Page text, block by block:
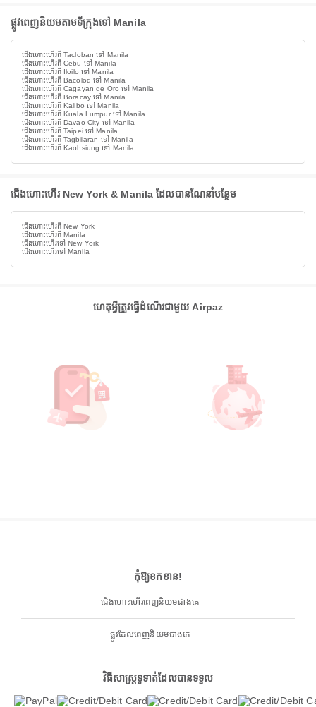
ផ្លូវពេញនិយមតាមទីក្រុងទៅ Manila
ជើងហោះហើរពី Tacloban ទៅ Manila
ជើងហោះហើរពី Cebu ទៅ Manila
ជើងហោះហើរពី Iloilo ទៅ Manila
ជើងហោះហើរពី Bacolod ទៅ Manila
ជើងហោះហើរពី Cagayan de Oro ទៅ Manila
ជើងហោះហើរពី Boracay ទៅ Manila
ជើងហោះហើរពី Kalibo ទៅ Manila
ជើងហោះហើរពី Kuala Lumpur ទៅ Manila
ជើងហោះហើរពី Davao City ទៅ Manila
ជើងហោះហើរពី Taipei ទៅ Manila
ជើងហោះហើរពី Tagbilaran ទៅ Manila
ជើងហោះហើរពី Kaohsiung ទៅ Manila
ជើងហោះហើរ New York & Manila ដែលបានណែនាំបន្ថែម
ជើងហោះហើរពី New York
ជើងហោះហើរពី Manila
ជើងហោះហើរទៅ New York
ជើងហោះហើរទៅ Manila
ហេតុអ្វីត្រូវធ្វើដំណើរជាមួយ Airpaz
កុំឱ្យខកខាន!
ជើងហោះហើរពេញនិយមជាងគេ
ផ្លូវដែលពេញនិយមជាងគេ
វិធីសាស្ត្រទូទាត់ដែលបានទទួល